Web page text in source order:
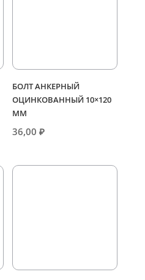
БОЛТ АНКЕРНЫЙ
ОЦИНКОВАННЫЙ 10×120
ММ
36,00₽